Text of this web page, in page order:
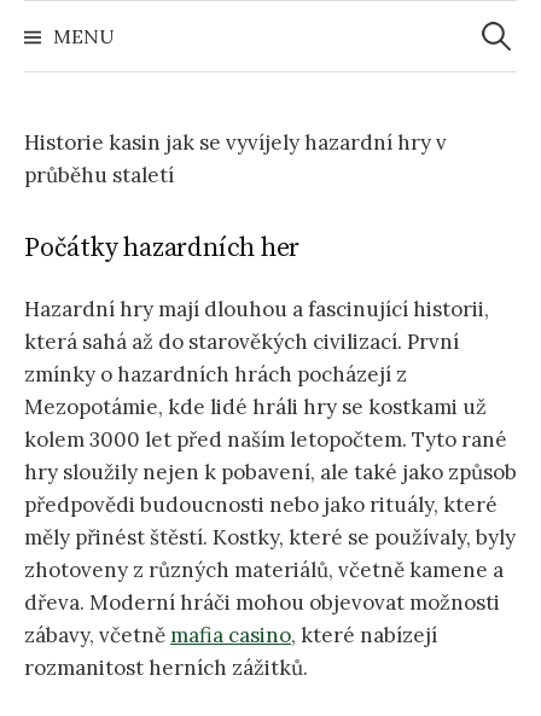
inhoud
springen
MENU
Zoeken
naar:
Historie kasin jak se vyvíjely hazardní hry v
průběhu staletí
Počátky hazardních her
Hazardní hry mají dlouhou a fascinující historii,
která sahá až do starověkých civilizací. První
zmínky o hazardních hrách pocházejí z
Mezopotámie, kde lidé hráli hry se kostkami už
kolem 3000 let před naším letopočtem. Tyto rané
hry sloužily nejen k pobavení, ale také jako způsob
předpovědi budoucnosti nebo jako rituály, které
měly přinést štěstí. Kostky, které se používaly, byly
zhotoveny z různých materiálů, včetně kamene a
dřeva. Moderní hráči mohou objevovat možnosti
zábavy, včetněmafia casino, které nabízejí
rozmanitost herních zážitků.